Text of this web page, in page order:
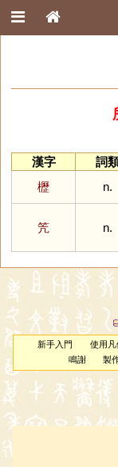
漢字
詞
櫪
n.
笐 n.
新手入門 使用凡
鳴謝
製